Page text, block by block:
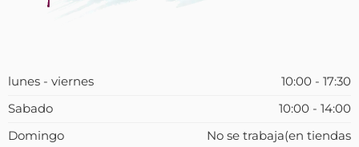
lunes - viernes
10:00 - 17:30
Sabado
10:00 - 14:00
Domingo
No se trabaja(en tiendas